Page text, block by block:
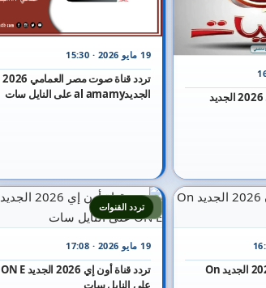
تردد قنوات الاغاني 2026 الجديد
19 مايو 2026 · 15:30
تردد قناة صوت مصر العمامي 2026
الجديدal amamy على النايل سات
تردد قنوات أون 2026 الجديد On
7
19 مايو 2026 · 17:08
تردد قناة أون إي 2026 الجديد ON E
تردد القنوات